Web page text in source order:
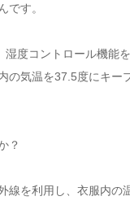
です。
湿度コントロール機能
の気温を37.5度にキー
？
線を利用し、衣服内の